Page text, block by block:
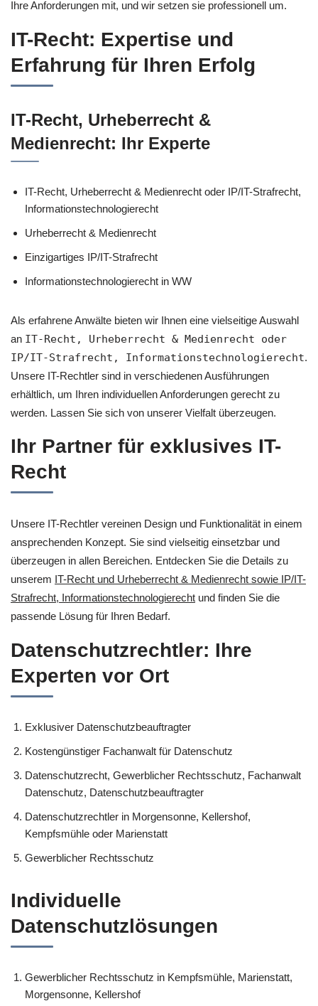
Ihre Anforderungen mit, und wir setzen sie professionell um.
IT-Recht: Expertise und
Erfahrung für Ihren Erfolg
IT-Recht, Urheberrecht &
Medienrecht: Ihr Experte
IT-Recht, Urheberrecht & Medienrecht oder IP/IT-Strafrecht,
Informationstechnologierecht
Urheberrecht & Medienrecht
Einzigartiges IP/IT-Strafrecht
Informationstechnologierecht in WW
Als erfahrene Anwälte bieten wir Ihnen eine vielseitige Auswahl
an IT-Recht, Urheberrecht & Medienrecht oder
IP/IT-Strafrecht, Informationstechnologierecht.
Unsere IT-Rechtler sind in verschiedenen Ausführungen
erhältlich, um Ihren individuellen Anforderungen gerecht zu
werden. Lassen Sie sich von unserer Vielfalt überzeugen.
Ihr Partner für exklusives IT-
Recht
Unsere IT-Rechtler vereinen Design und Funktionalität in einem
ansprechenden Konzept. Sie sind vielseitig einsetzbar und
überzeugen in allen Bereichen. Entdecken Sie die Details zu
unserem IT-Recht und Urheberrecht & Medienrecht sowie IP/IT-
Strafrecht, Informationstechnologierecht und finden Sie die
passende Lösung für Ihren Bedarf.
Datenschutzrechtler: Ihre
Experten vor Ort
Exklusiver Datenschutzbeauftragter
Kostengünstiger Fachanwalt für Datenschutz
Datenschutzrecht, Gewerblicher Rechtsschutz, Fachanwalt
Datenschutz, Datenschutzbeauftragter
Datenschutzrechtler in Morgensonne, Kellershof,
Kempfsmühle oder Marienstatt
Gewerblicher Rechtsschutz
Individuelle
Datenschutzlösungen
Gewerblicher Rechtsschutz in Kempfsmühle, Marienstatt,
Morgensonne, Kellershof